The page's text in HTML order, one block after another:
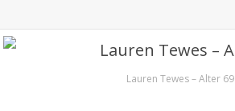
Lauren Tewes – Alter 69